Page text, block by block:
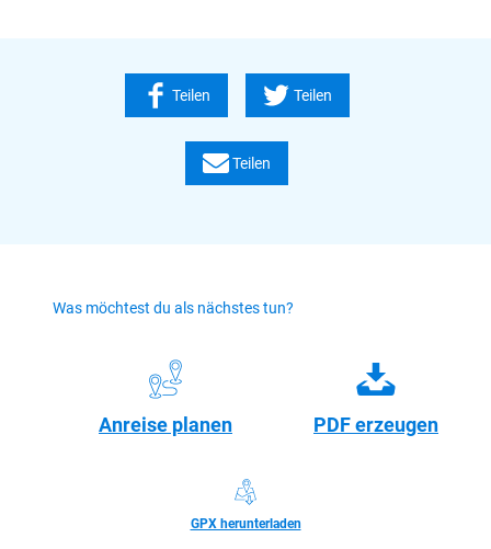
Teilen Teilen
Teilen
Was möchtest du als nächstes tun?
Anreise planen PDF erzeugen
GPX herunterladen